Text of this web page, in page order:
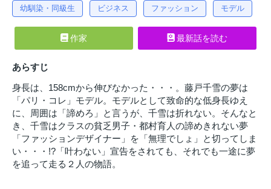
幼馴染・同級生 ビジネス ファッション モデル
作家 最新話を読む
あらすじ
身長は、158cmから伸びなかった・・・。藤戸千雪の夢は
「パリ・コレ」モデル。モデルとして致命的な低身長ゆえ
に、周囲は「諦めろ」と言うが、千雪は折れない。そんなと
き、千雪はクラスの貧乏男子・都村育人の諦めきれない夢
「ファッションデザイナー」を「無理でしょ」と切ってしま
い・・・!?「叶わない」宣告をされても、それでも一途に夢
を追って走る２人の物語。